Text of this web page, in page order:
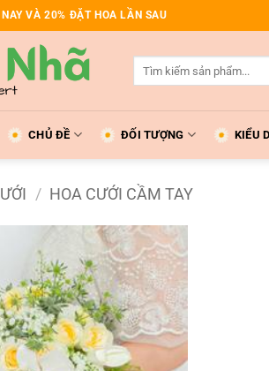
VÀ 20% ĐẶT HOA LẦN SAU
CHỦ ĐỀ ĐỐI TƯỢNG KIỂU
/ HOA CƯỚI CẦM TAY
Add to
wishlist